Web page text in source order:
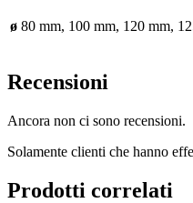
ø 80 mm, 100 mm, 120 mm,
Recensioni
Ancora non ci sono recensioni.
Solamente clienti che hanno
Prodotti correlati